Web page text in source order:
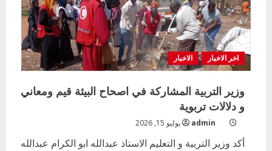
اخر الاخبار الاخبار
وزير التربية المشاركة في اصحاح البيئة قيم ومعاني
و دلالات تربوية
admin يوليو 15, 2026
أكد وزير التربية و التعليم الاستاذ عبدالله ابو الكرام عبدالله